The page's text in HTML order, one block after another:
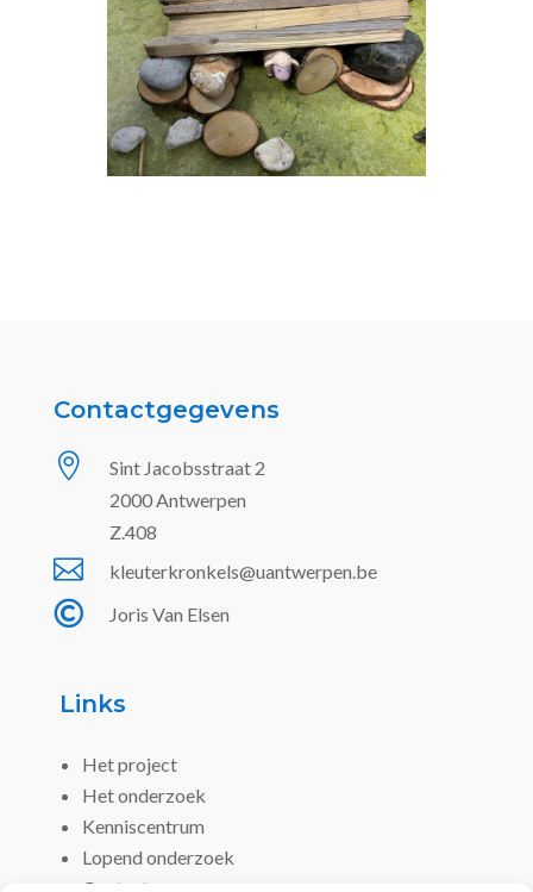
Contactgegevens

Sint Jacobsstraat 2
2000 Antwerpen
Z.408
 kleuterkronkels@uantwerpen.be
 Joris Van Elsen
Links
Het project
Het onderzoek
Kenniscentrum
Lopend onderzoek
Contact